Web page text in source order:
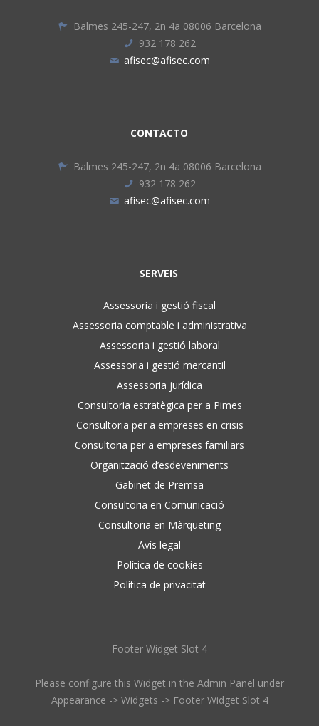
Balmes 245-247, 2n 4a 08006 Barcelona
932 178 262
afisec@afisec.com
CONTACTO
Balmes 245-247, 2n 4a 08006 Barcelona
932 178 262
afisec@afisec.com
SERVEIS
Assessoria i gestió fiscal
Assessoria comptable i administrativa
Assessoria i gestió laboral
Assessoria i gestió mercantil
Assessoria jurídica
Consultoria estratègica per a Pimes
Consultoria per a empreses en crisis
Consultoria per a empreses familiars
Organització d’esdeveniments
Gabinet de Premsa
Consultoria en Comunicació
Consultoria en Màrqueting
Avís legal
Política de cookies
Política de privacitat
Footer Widget Slot 4
Please configure this Widget in the Admin Panel under
Appearance -> Widgets -> Footer Widget Slot 4